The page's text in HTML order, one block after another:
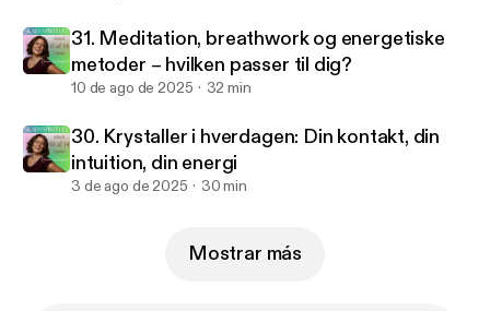
31. Meditation, breathwork og energetiske
metoder – hvilken passer til dig?
10 de ago de 2025 32 min
30. Krystaller i hverdagen: Din kontakt, din
intuition, din energi
3 de ago de 2025 30 min
Mostrar más